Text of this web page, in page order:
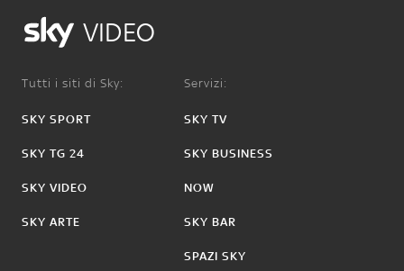
VIDEO
Tutti i siti di Sky:
SKY SPORT
SKY TG 24
SKY VIDEO
SKY ARTE
Servizi:
SKY TV
SKY BUSINESS
NOW
SKY BAR
SPAZI SKY